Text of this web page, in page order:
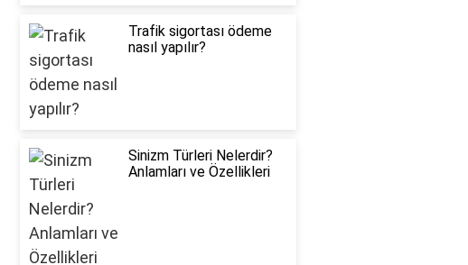
Trafik sigortası ödeme
nasıl yapılır?
Sinizm Türleri Nelerdir?
Anlamları ve Özellikleri